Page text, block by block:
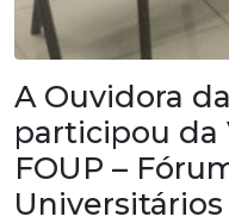
A Ouvidora
participou da
FOUP –